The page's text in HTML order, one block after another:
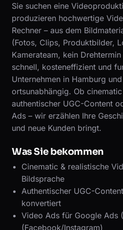
Sie suchen eine
produzieren hochwertige
Rechner – aus dem
(Fotos, Clips, Produktbilder,
Kamerateam, kein
schnell, kosteneffizient und
Unternehmen in Hamburg
ortsunabhängig. Ob
authentischer UGC-Content
Ads – wir erzählen Ihre
und neue Kunden bringt.
Was Sie bekommen
Cinematic & realistische
Bildsprache
Authentischer UGC-
konvertiert
Video Ads für Google Ads
(Facebook/Instagram)